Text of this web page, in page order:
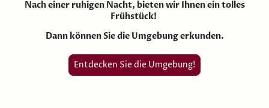
Nach einer ruhigen Nacht, bieten wir Ihnen ein tolles
Frühstück!
Dann können Sie die Umgebung erkunden.
Entdecken Sie die Umgebung!